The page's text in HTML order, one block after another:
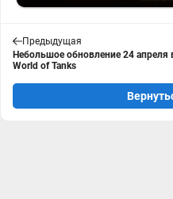
Предыдущая
Небольшое обновление 24 апреля
World of Tanks